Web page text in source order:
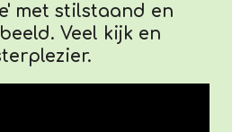
met stilstaand en
Veel kijk en